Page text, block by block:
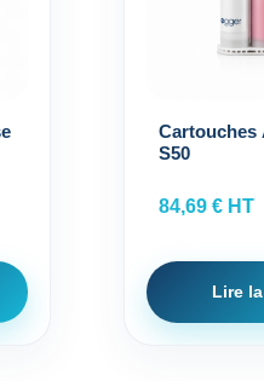
Cartouches
S50
84,69 € HT
Lire